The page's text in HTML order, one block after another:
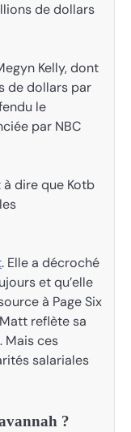
de dollars
Kelly, dont
de dollars par
le
par NBC
dire que Kotb
. Elle a décroché
et qu’elle
à Page Six
reflète sa
Mais ces
salariales
?